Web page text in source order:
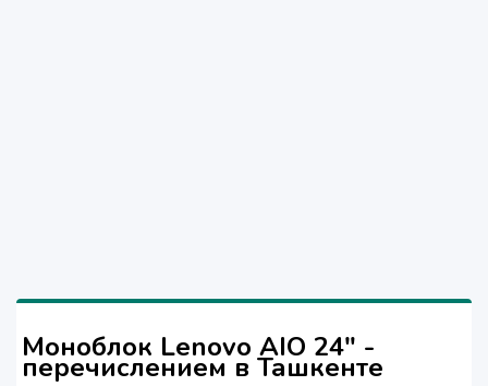
Моноблок Lenovo AIO 24" -
перечислением в Ташкенте